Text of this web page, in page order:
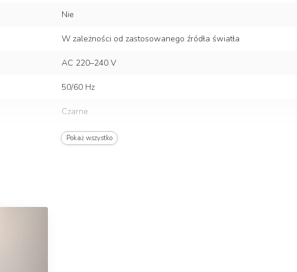
Nie
W zależności od zastosowanego źródła światła
AC 220–240 V
50/60 Hz
Czarne
Stal nierdzewna i poliwęglan
Pokaż wszystko